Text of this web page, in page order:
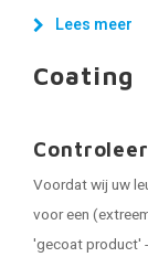
Lees meer
Coating
Voordat wij uw
voor een
'gecoat product'